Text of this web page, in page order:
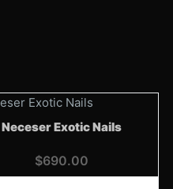
Neceser Exotic Nails
$690.00